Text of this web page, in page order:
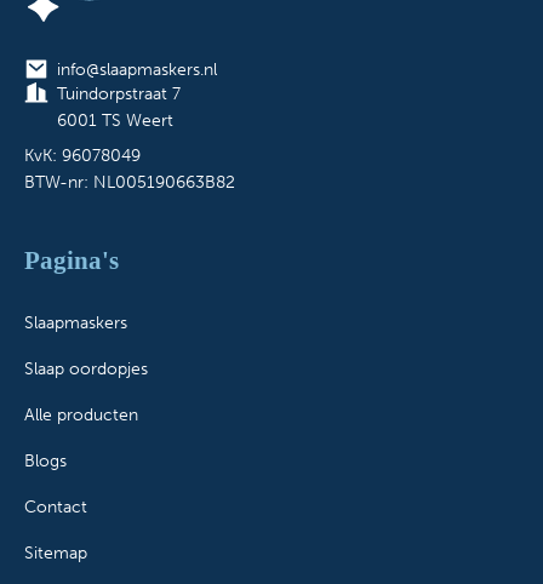
info@slaapmaskers.nl
Tuindorpstraat 7
6001 TS Weert
KvK: 96078049
BTW-nr: NL005190663B82
Pagina's
Slaapmaskers
Slaap oordopjes
Alle producten
Blogs
Contact
Sitemap